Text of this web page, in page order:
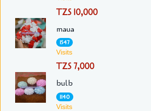
TZS 10,000
maua
1547
Visits
TZS 7,000
bulb
1140
Visits